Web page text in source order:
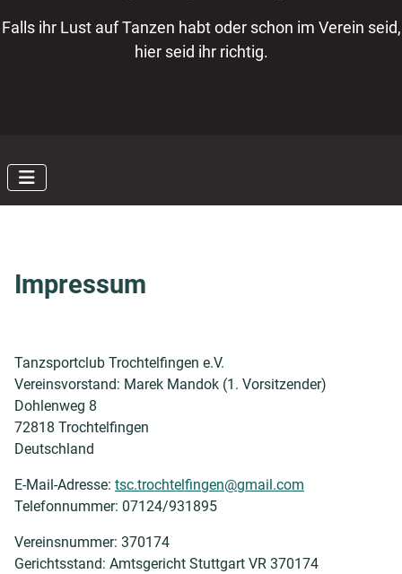
Falls ihr Lust auf Tanzen habt oder schon im Verein seid,
hier seid ihr richtig.
Impressum
Tanzsportclub Trochtelfingen e.V.
Vereinsvorstand: Marek Mandok (1. Vorsitzender)
Dohlenweg 8
72818 Trochtelfingen
Deutschland
E-Mail-Adresse: tsc.trochtelfingen@gmail.com
Telefonnummer: 07124/931895
Vereinsnummer: 370174
Gerichtsstand: Amtsgericht Stuttgart VR 370174